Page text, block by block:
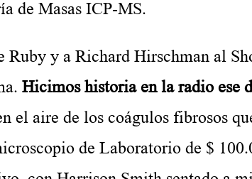
de Masas ICP-MS.
y a Richard Hirschman al
Hicimos historia en la radio ese
el aire de los coágulos fibrosos
de Laboratorio de $